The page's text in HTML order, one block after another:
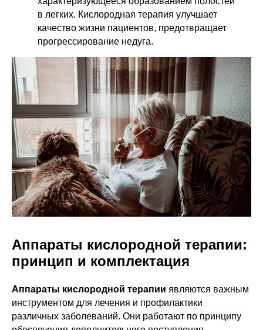
в легких. Кислородная терапия улучшает
качество жизни пациентов, предотвращает
прогрессирование недуга.
Аппараты кислородной терапии:
принцип и комплектация
Аппараты кислородной терапии являются важным
инструментом для лечения и профилактики
различных заболеваний. Они работают по принципу